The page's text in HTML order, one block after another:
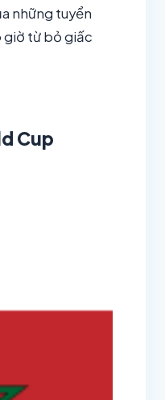
những tuyển
giờ từ bỏ giấc
Cup